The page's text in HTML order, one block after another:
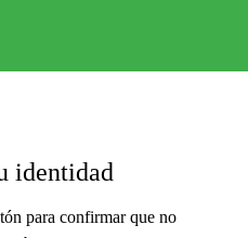
identidad
para confirmar que no